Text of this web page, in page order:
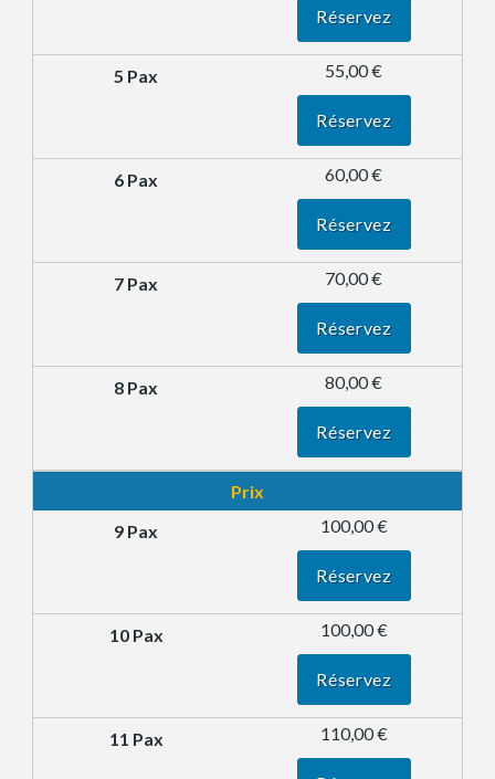
Réservez
55,00 €
Réservez
60,00 €
Réservez
70,00 €
Réservez
80,00 €
Réservez
Prix
100,00 €
Réservez
100,00 €
Réservez
110,00 €